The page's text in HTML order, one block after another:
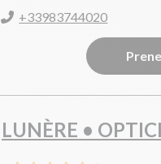
+33983744020
LUNÈRE •